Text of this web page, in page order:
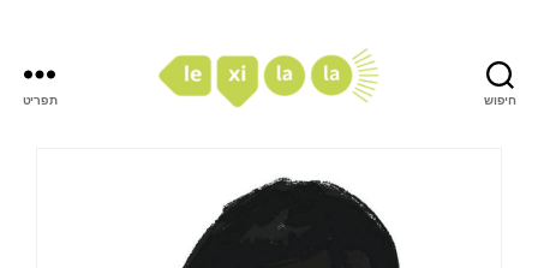
חיפוש תפריט